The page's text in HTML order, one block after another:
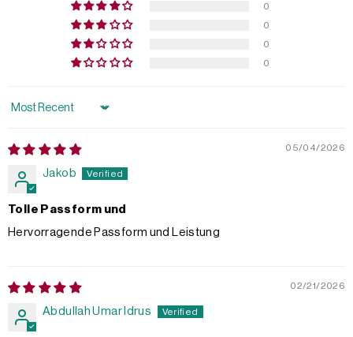
0
0
0
0
Sort by
05/04/2026
Jakob
Tolle Passform und
Hervorragende Passform und Leistung
02/21/2026
Abdullah Umar Idrus